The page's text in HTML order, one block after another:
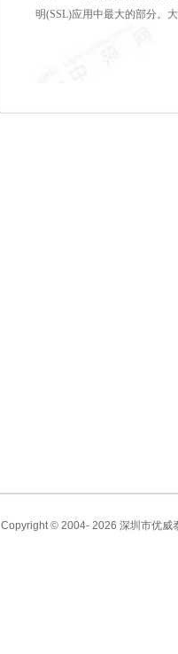
明(SSL)应用中最大的部分。
Copyright © 2004- 2026 深圳市优